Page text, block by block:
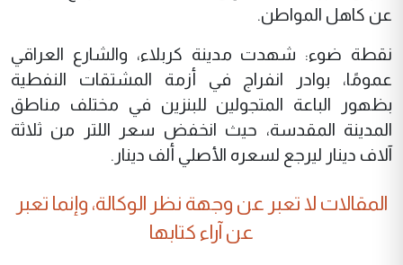
عن كاهل المواطن.
نقطة ضوء: شهدت مدينة كربلاء، والشارع العراقي
عمومًا، بوادر انفراج في أزمة المشتقات النفطية
بظهور الباعة المتجولين للبنزين في مختلف مناطق
المدينة المقدسة، حيث انخفض سعر اللتر من ثلاثة
آلاف دينار ليرجع لسعره الأصلي ألف دينار.
المقالات لا تعبر عن وجهة نظر الوكالة، وإنما تعبر
عن آراء كتابها